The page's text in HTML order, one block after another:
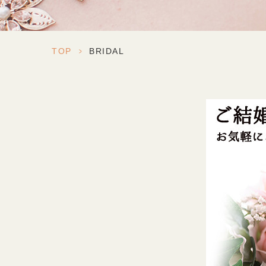
TOP > BRIDAL